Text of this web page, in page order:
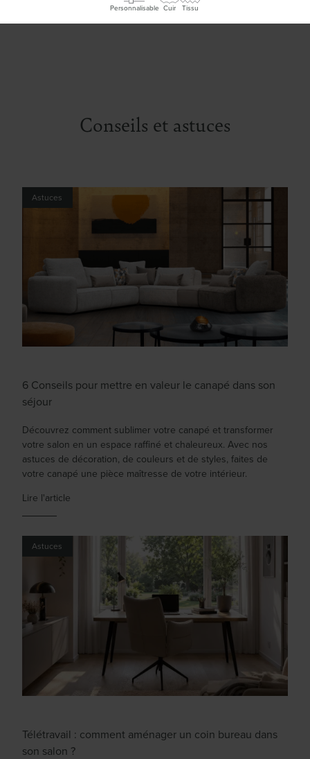
Personnalisable Cuir Tissu
Conseils et astuces
Astuces
6 Conseils pour mettre en valeur le canapé dans son
séjour
Découvrez comment sublimer votre canapé et transformer
votre salon en un espace raffiné et chaleureux. Avec nos
astuces de décoration, de couleurs et de styles, faites de
votre canapé une pièce maîtresse de votre intérieur.
Lire l'article
Astuces
Télétravail : comment aménager un coin bureau dans
son salon ?